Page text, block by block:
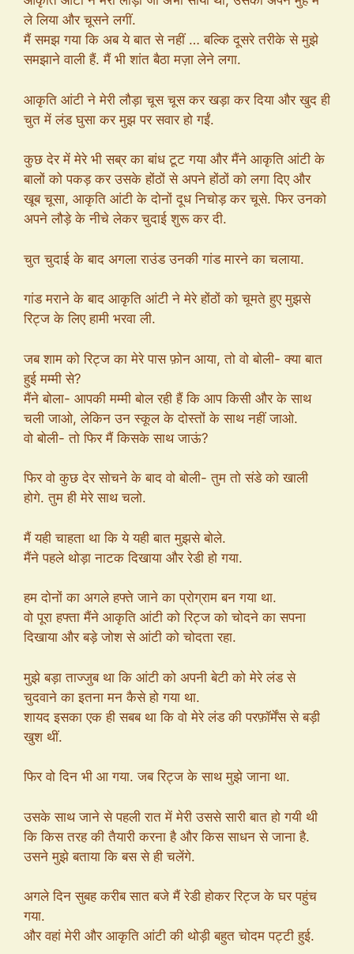
ले लिया और चूसने लगीं.
मैं समझ गया कि अब ये बात से नहीं … बल्कि दूसरे तरीके से मुझे
समझाने वाली हैं. मैं भी शांत बैठा मज़ा लेने लगा.
आकृति आंटी ने मेरी लौड़ा चूस चूस कर खड़ा कर दिया और खुद ही
चुत में लंड घुसा कर मुझ पर सवार हो गईं.
कुछ देर में मेरे भी सब्र का बांध टूट गया और मैंने आकृति आंटी के
बालों को पकड़ कर उसके होंठों से अपने होंठों को लगा दिए और
खूब चूसा, आकृति आंटी के दोनों दूध निचोड़ कर चूसे. फिर उनको
अपने लौड़े के नीचे लेकर चुदाई शुरू कर दी.
चुत चुदाई के बाद अगला राउंड उनकी गांड मारने का चलाया.
गांड मराने के बाद आकृति आंटी ने मेरे होंठों को चूमते हुए मुझसे
रिट्ज के लिए हामी भरवा ली.
जब शाम को रिट्ज का मेरे पास फ़ोन आया, तो वो बोली- क्या बात
हुई मम्मी से?
मैंने बोला- आपकी मम्मी बोल रही हैं कि आप किसी और के साथ
चली जाओ, लेकिन उन स्कूल के दोस्तों के साथ नहीं जाओ.
वो बोली- तो फिर मैं किसके साथ जाऊं?
फिर वो कुछ देर सोचने के बाद वो बोली- तुम तो संडे को खाली
होगे. तुम ही मेरे साथ चलो.
मैं यही चाहता था कि ये यही बात मुझसे बोले.
मैंने पहले थोड़ा नाटक दिखाया और रेडी हो गया.
हम दोनों का अगले हफ्ते जाने का प्रोग्राम बन गया था.
वो पूरा हफ्ता मैंने आकृति आंटी को रिट्ज को चोदने का सपना
दिखाया और बड़े जोश से आंटी को चोदता रहा.
मुझे बड़ा ताज्जुब था कि आंटी को अपनी बेटी को मेरे लंड से
चुदवाने का इतना मन कैसे हो गया था.
शायद इसका एक ही सबब था कि वो मेरे लंड की परफ़ॉर्मेंस से बड़ी
खुश थीं.
फिर वो दिन भी आ गया. जब रिट्ज के साथ मुझे जाना था.
उसके साथ जाने से पहली रात में मेरी उससे सारी बात हो गयी थी
कि किस तरह की तैयारी करना है और किस साधन से जाना है.
उसने मुझे बताया कि बस से ही चलेंगे.
अगले दिन सुबह करीब सात बजे मैं रेडी होकर रिट्ज के घर पहुंच
गया.
और वहां मेरी और आकृति आंटी की थोड़ी बहुत चोदम पट्टी हुई.